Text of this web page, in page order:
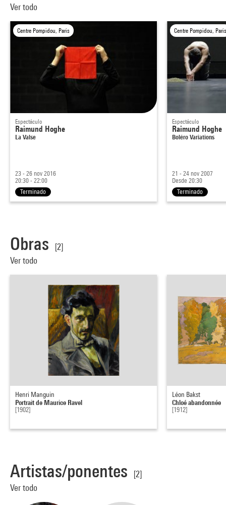
Ver todo
Centre Pompidou, Paris
Espectáculo
Raimund Hoghe
La Valse
23 - 26 nov 2016
20:30 - 22:00
Terminado
Centre Pompidou,
Espectáculo
Raimund Hoghe
Boléro Variations
21 - 24 nov 2007
Desde 20:30
Terminado
Obras
[2]
Ver todo
Henri Manguin
Portrait de Maurice Ravel
[1902]
Léon Bakst
Chloé abandonnée
[1912]
Artistas/ponentes
[2]
Ver todo